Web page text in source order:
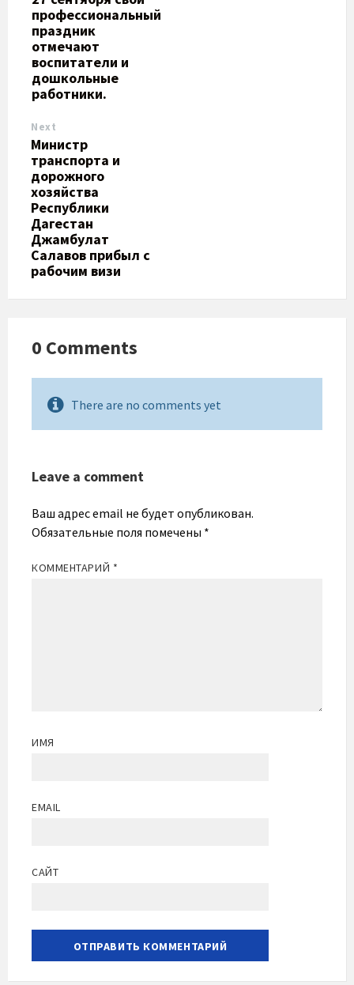
профессиональный
праздник
отмечают
воспитатели и
дошкольные
работники.
Next
Министр
транспорта и
дорожного
хозяйства
Республики
Дагестан
Джамбулат
Салавов прибыл с
рабочим визи
0 Comments
There are no comments yet
Leave a comment
Ваш адрес email не будет опубликован.
Обязательные поля помечены *
КОММЕНТАРИЙ *
ИМЯ
EMAIL
САЙТ